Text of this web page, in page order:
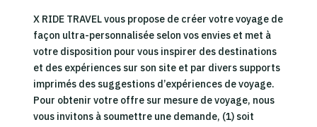
X RIDE TRAVEL vous propose de créer votre voyage de
façon ultra-personnalisée selon vos envies et met à
votre disposition pour vous inspirer des destinations
et des expériences sur son site et par divers supports
imprimés des suggestions d’expériences de voyage.
Pour obtenir votre offre sur mesure de voyage, nous
vous invitons à soumettre une demande, (1) soit